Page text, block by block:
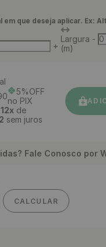
em que deseja aplicar. Ex:
+
Largura
(m)
-
5%OFF
no PIX
12xde
sem juros
Fale Conosco por
CALCULAR